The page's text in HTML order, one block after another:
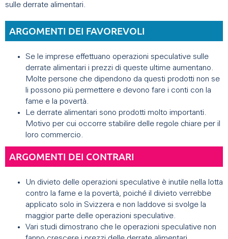
sulle derrate alimentari.
ARGOMENTI DEI FAVOREVOLI
Se le imprese effettuano operazioni speculative sulle
derrate alimentari i prezzi di queste ultime aumentano.
Molte persone che dipendono da questi prodotti non se
li possono più permettere e devono fare i conti con la
fame e la povertà.
Le derrate alimentari sono prodotti molto importanti.
Motivo per cui occorre stabilire delle regole chiare per il
loro commercio.
ARGOMENTI DEI CONTRARI
Un divieto delle operazioni speculative è inutile nella lotta
contro la fame e la povertà, poiché il divieto verrebbe
applicato solo in Svizzera e non laddove si svolge la
maggior parte delle operazioni speculative.
Vari studi dimostrano che le operazioni speculative non